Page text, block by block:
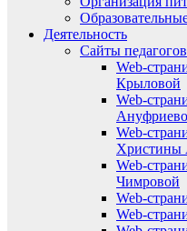
Деятельность
Сайты педагогов
Web-
Крыловой
Web-
Web-
Христины
Web-
Чимровой
Web-
Web-